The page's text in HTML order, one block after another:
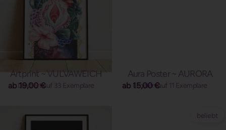
Artprint ~ VULVAWEICH
Limitiert auf 33 Exemplare
ab 19,00€
Aura Poster ~ AURORA
Limitiert auf 11 Exemplare
ab 15,00€
beliebt